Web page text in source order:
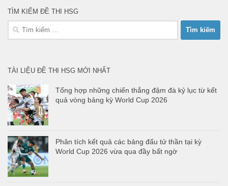
TÌM KIẾM ĐỀ THI HSG
Tìm
TÀI LIỆU ĐỀ THI HSG MỚI NHẤT
Tổng hợp những chiến thắng đậm đà kỷ lục từ kết
quả vòng bảng kỳ World Cup 2026
Phân tích kết quả các bảng đấu tử thần tại kỳ
World Cup 2026 vừa qua đầy bất ngờ